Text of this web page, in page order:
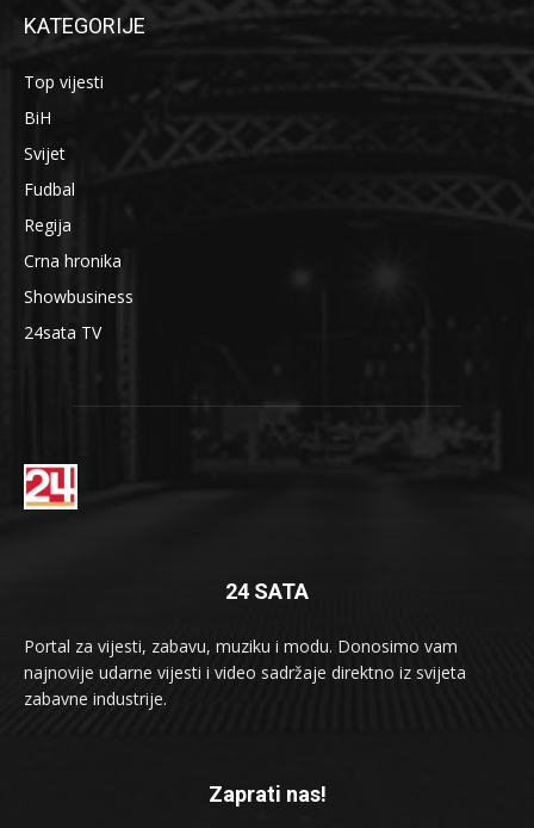
KATEGORIJE
Top vijesti
BiH
Svijet
Fudbal
Regija
Crna hronika
Showbusiness
24sata TV
24 SATA
Portal za vijesti, zabavu, muziku i modu. Donosimo vam
najnovije udarne vijesti i video sadržaje direktno iz svijeta
zabavne industrije.
Zaprati nas!